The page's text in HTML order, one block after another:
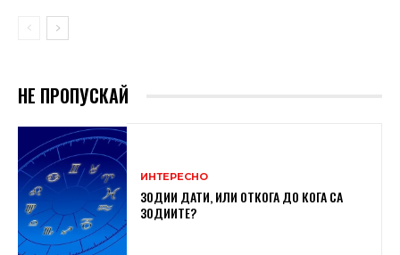
НЕ ПРОПУСКАЙ
ИНТЕРЕСНО
ЗОДИИ ДАТИ, ИЛИ ОТКОГА ДО КОГА СА
ЗОДИИТЕ?